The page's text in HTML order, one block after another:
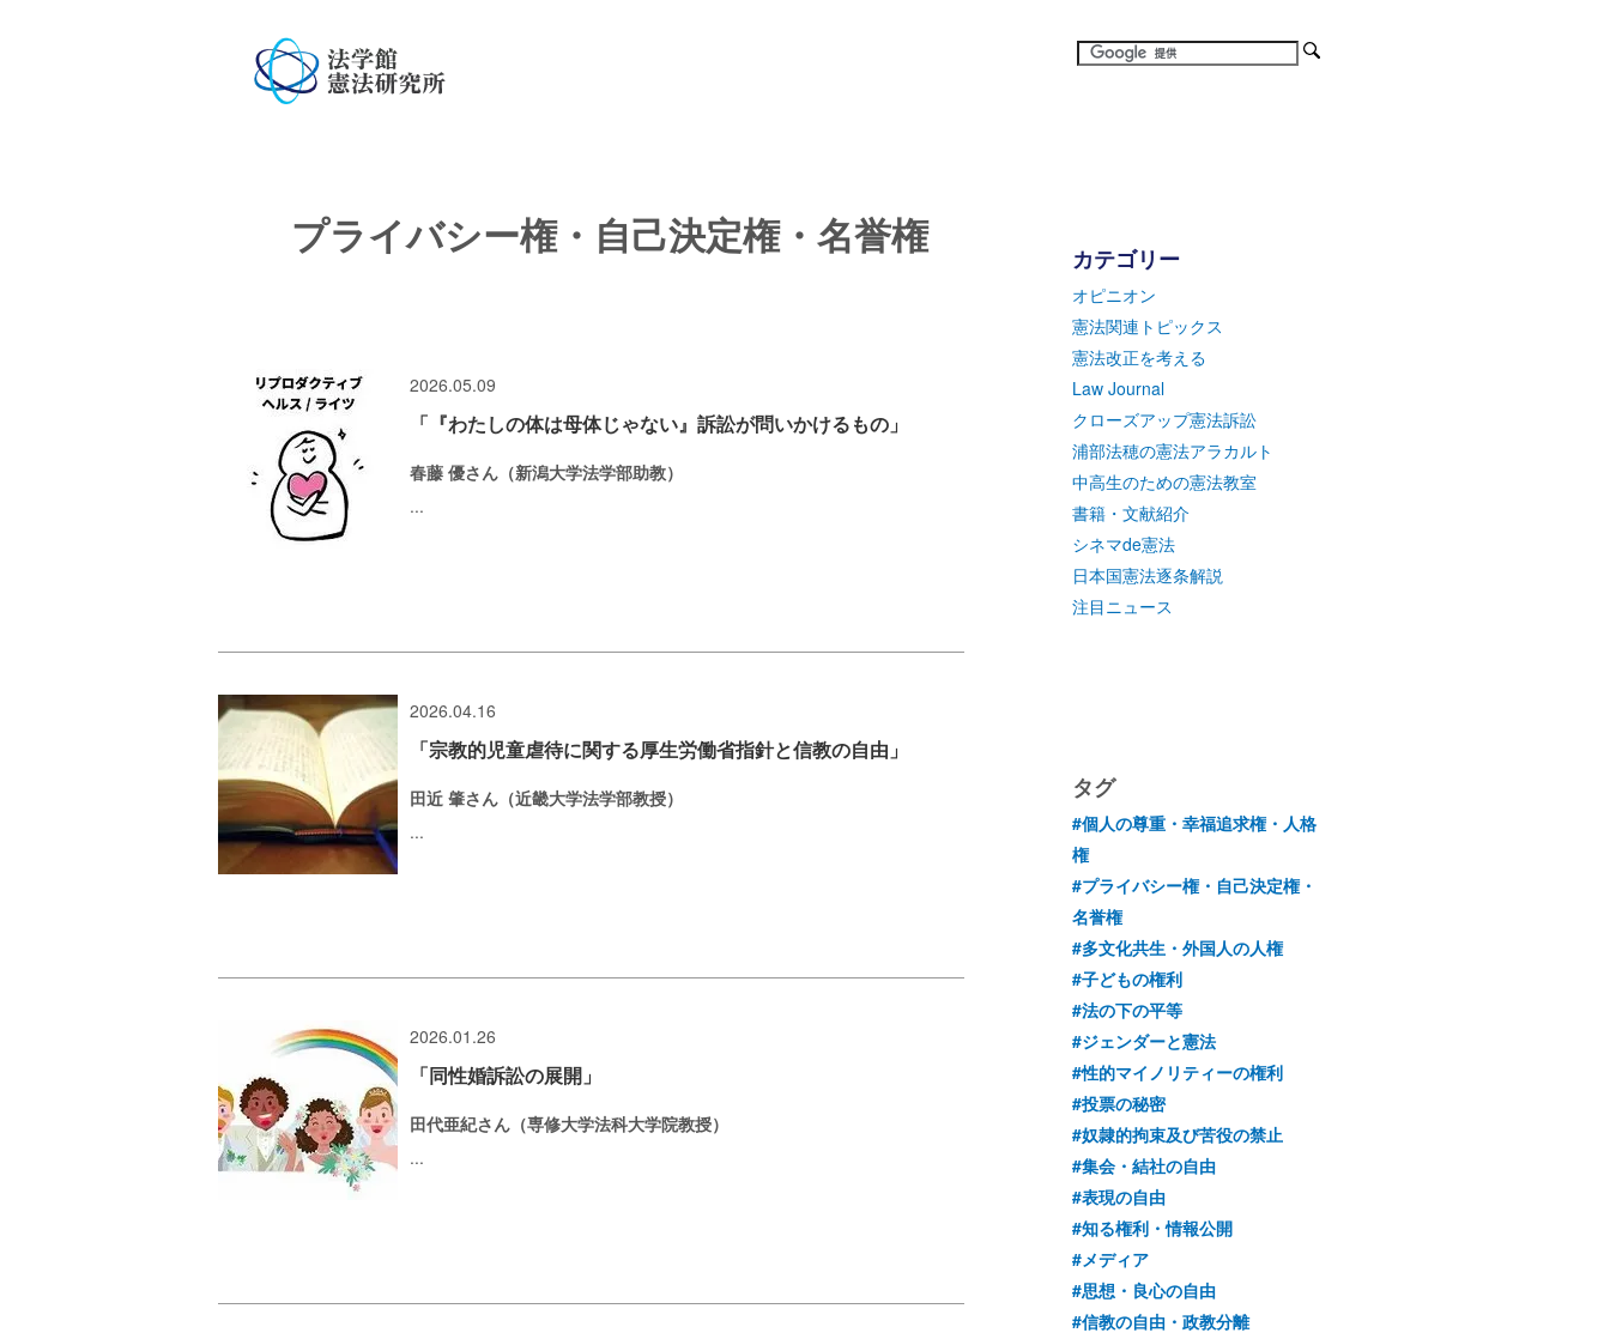
プライバシー権・自己決定権・名誉権
2026.05.09
「『わたしの体は母体じゃない』訴訟が問いかけるもの」
春藤 優さん（新潟大学法学部助教）
...
2026.04.16
「宗教的児童虐待に関する厚生労働省指針と信教の自由」
田近 肇さん（近畿大学法学部教授）
...
2026.01.26
「同性婚訴訟の展開」
田代亜紀さん（専修大学法科大学院教授）
...
カテゴリー
オピニオン
憲法関連トピックス
憲法改正を考える
Law Journal
クローズアップ憲法訴訟
浦部法穂の憲法アラカルト
中高生のための憲法教室
書籍・文献紹介
シネマde憲法
日本国憲法逐条解説
注目ニュース
タグ
#個人の尊重・幸福追求権・人格
権
#プライバシー権・自己決定権・
名誉権
#多文化共生・外国人の人権
#子どもの権利
#法の下の平等
#ジェンダーと憲法
#性的マイノリティーの権利
#投票の秘密
#奴隷的拘束及び苦役の禁止
#集会・結社の自由
#表現の自由
#知る権利・情報公開
#メディア
#思想・良心の自由
#信教の自由・政教分離